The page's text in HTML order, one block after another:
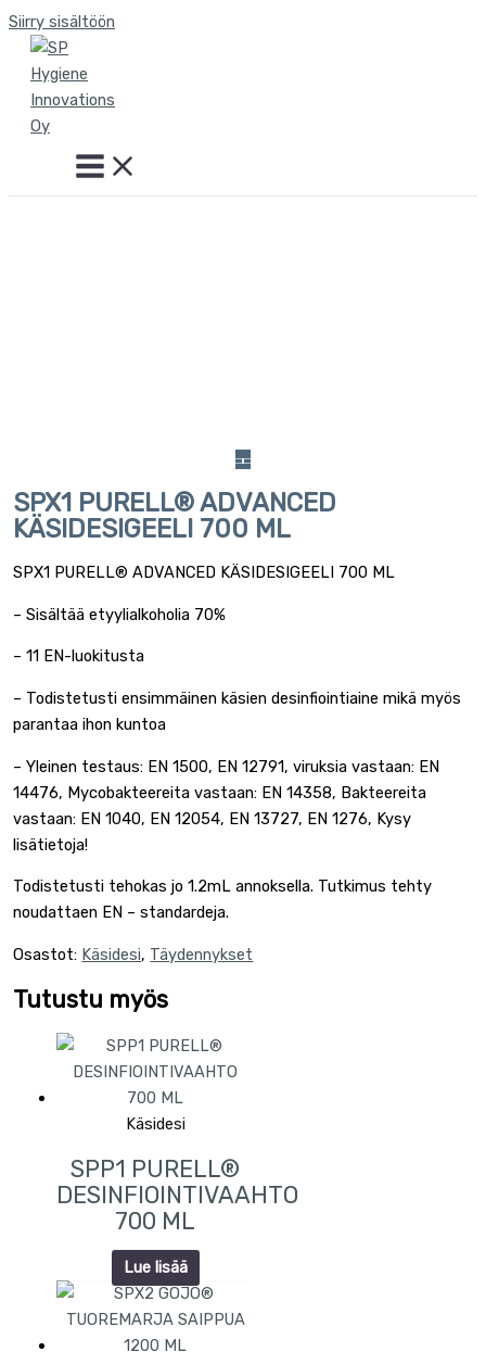
Siirry sisältöön
SPX1 PURELL® ADVANCED
KÄSIDESIGEELI 700 ML
SPX1 PURELL® ADVANCED KÄSIDESIGEELI 700 ML
– Sisältää etyylialkoholia 70%
– 11 EN-luokitusta
– Todistetusti ensimmäinen käsien desinfiointiaine mikä myös
parantaa ihon kuntoa
– Yleinen testaus: EN 1500, EN 12791, viruksia vastaan: EN
14476, Mycobakteereita vastaan: EN 14358, Bakteereita
vastaan: EN 1040, EN 12054, EN 13727, EN 1276, Kysy
lisätietoja!
Todistetusti tehokas jo 1.2mL annoksella. Tutkimus tehty
noudattaen EN – standardeja.
Osastot: Käsidesi, Täydennykset
Tutustu myös
Käsidesi
SPP1 PURELL®
DESINFIOINTIVAAHTO
700 ML
Lue lisää